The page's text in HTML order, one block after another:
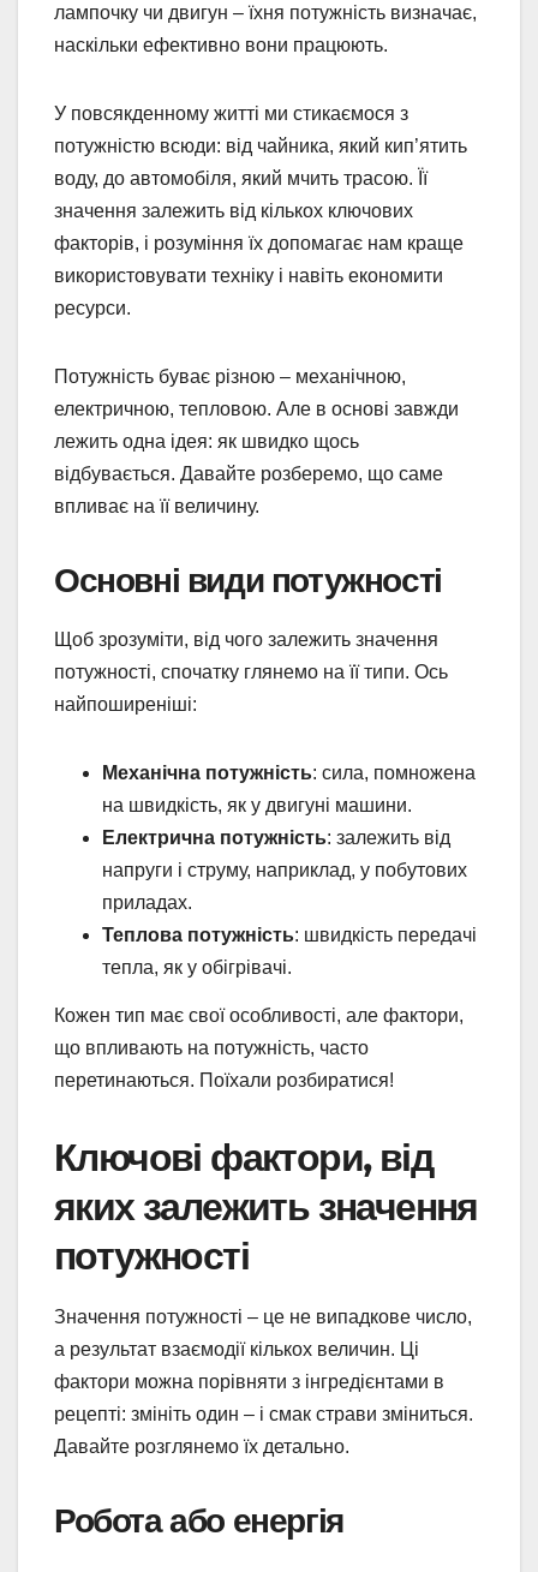
лампочку чи двигун – їхня потужність визначає,
наскільки ефективно вони працюють.
У повсякденному житті ми стикаємося з
потужністю всюди: від чайника, який кип’ятить
воду, до автомобіля, який мчить трасою. Її
значення залежить від кількох ключових
факторів, і розуміння їх допомагає нам краще
використовувати техніку і навіть економити
ресурси.
Потужність буває різною – механічною,
електричною, тепловою. Але в основі завжди
лежить одна ідея: як швидко щось
відбувається. Давайте розберемо, що саме
впливає на її величину.
Основні види потужності
Щоб зрозуміти, від чого залежить значення
потужності, спочатку глянемо на її типи. Ось
найпоширеніші:
Механічна потужність: сила, помножена
на швидкість, як у двигуні машини.
Електрична потужність: залежить від
напруги і струму, наприклад, у побутових
приладах.
Теплова потужність: швидкість передачі
тепла, як у обігрівачі.
Кожен тип має свої особливості, але фактори,
що впливають на потужність, часто
перетинаються. Поїхали розбиратися!
Ключові фактори, від
яких залежить значення
потужності
Значення потужності – це не випадкове число,
а результат взаємодії кількох величин. Ці
фактори можна порівняти з інгредієнтами в
рецепті: змініть один – і смак страви зміниться.
Давайте розглянемо їх детально.
Робота або енергія